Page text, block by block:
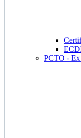
PCTO -